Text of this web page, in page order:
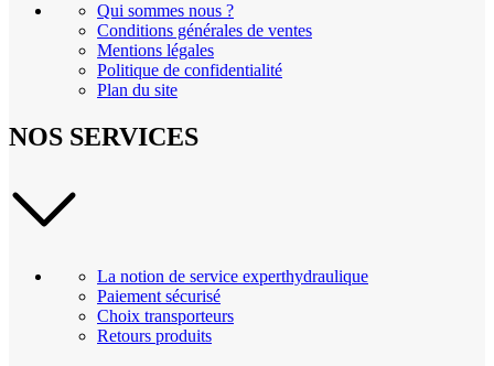
Qui sommes nous ?
Conditions générales de ventes
Mentions légales
Politique de confidentialité
Plan du site
NOS SERVICES
La notion de service experthydraulique
Paiement sécurisé
Choix transporteurs
Retours produits